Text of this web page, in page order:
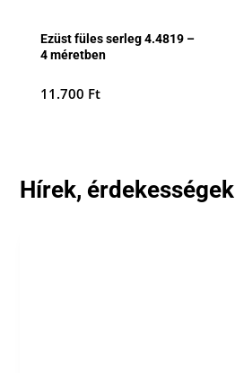
Ezüst füles serleg 4.4819 –
4 méretben
11.700 Ft
Hírek, érdekességek